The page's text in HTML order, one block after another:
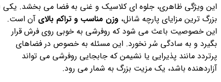
این ویژگی ظاهری، جلوه ای کلاسیک و غنی به فضا می بخشد. یکی
بزرگ ترین مزایای پارچه شانل، وزن مناسب و تراکم بالای آن است.
این خصوصیت باعث می شود که روفرشی به خوبی روی فرش قرار
بگیرد و به سادگی سُر نخورد. این مسئله به خصوص در فضاهای
پرتردد مانند پذیرایی یا نشیمن که جابجایی روفرشی می تواند
آزاردهنده باشد، یک مزیت بزرگ به شمار می رود.